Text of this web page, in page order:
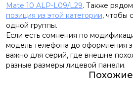
Mate 10 ALP-L09/L29. Также
позиция из этой категории, чтобы
одной группы.
Если есть сомнения по
модель телефона до оформления
важно для серий, где внешне
разные размеры лицевой панели.
Похожие